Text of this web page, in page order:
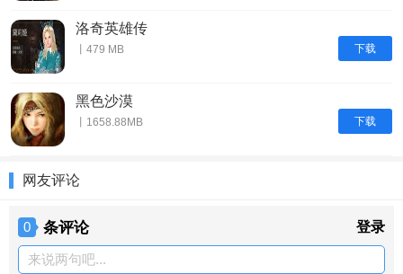
下载
洛奇英雄传
丨479 MB
下载
黑色沙漠
丨1658.88MB
网友评论
0 条评论 登录
来说两句吧...